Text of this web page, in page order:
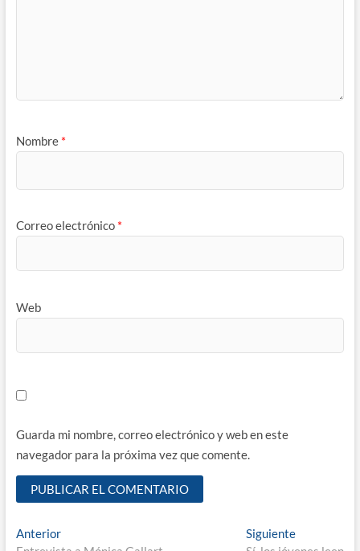
Nombre *
Correo electrónico *
Web
Guarda mi nombre, correo electrónico y web en este
navegador para la próxima vez que comente.
Navegación
AnteriorEntrada
SiguienteEntrada